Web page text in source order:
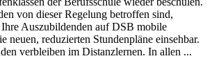
von dieser Regelung betroffen sind,
Auszubildenden auf DSB mobile
neuen, reduzierten Stundenpläne einsehbar.
verbleiben im Distanzlernen. In allen ...